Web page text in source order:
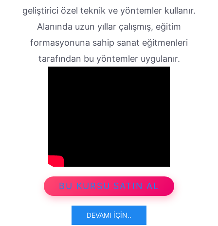
geliştirici özel teknik ve yöntemler kullanır.
Alanında uzun yıllar çalışmış, eğitim
formasyonuna sahip sanat eğitmenleri
tarafından bu yöntemler uygulanır.
BU KURSU SATIN AL
DEVAMI İÇIN..